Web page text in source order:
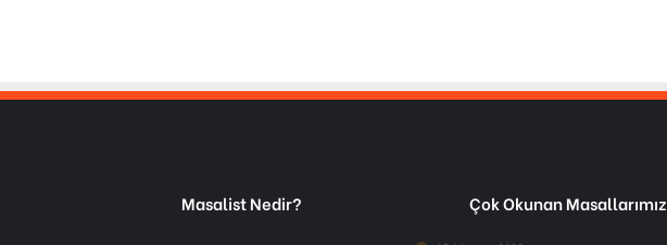
Masalist Nedir? Çok Okunan Masallarımız